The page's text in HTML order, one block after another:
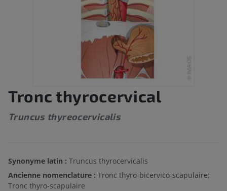
Tronc thyrocervical
Truncus thyreocervicalis
Synonyme latin : Truncus thyrocervicalis
Ancienne nomenclature : Tronc thyro-bicervico-scapulaire;
Tronc thyro-scapulaire